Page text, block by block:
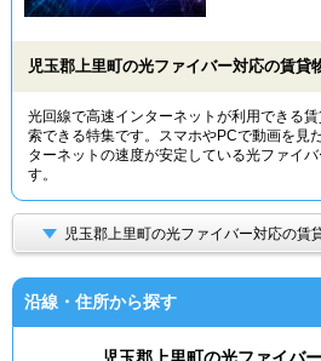
物件特
TOP
児玉郡上里町の光ファイバー対応の賃貸
光回線で高速インターネットが利用できる
索できる特集です。スマホやPCで動画を見
ターネットの速度が安定している光ファイ
す。
児玉郡上里町の光ファイバー対応の賃
沿線・住所から探す